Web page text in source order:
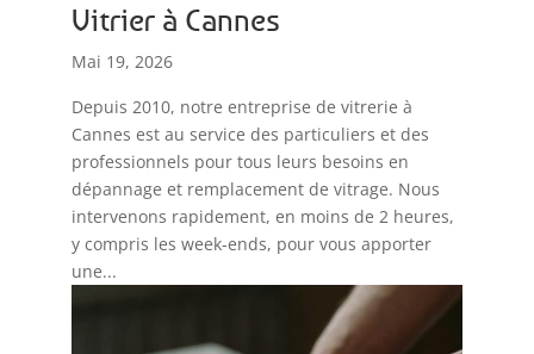
Vitrier à Cannes
Mai 19, 2026
Depuis 2010, notre entreprise de vitrerie à
Cannes est au service des particuliers et des
professionnels pour tous leurs besoins en
dépannage et remplacement de vitrage. Nous
intervenons rapidement, en moins de 2 heures,
y compris les week-ends, pour vous apporter
une...